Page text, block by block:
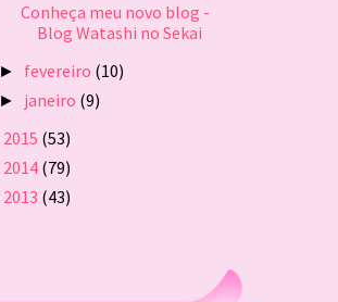
Conheça meu novo blog -
Blog Watashi no Sekai
► fevereiro (10)
► janeiro (9)
2015 (53)
2014 (79)
2013 (43)